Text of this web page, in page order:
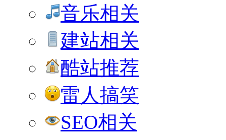
音乐相关
建站相关
酷站推荐
雷人搞笑
SEO相关